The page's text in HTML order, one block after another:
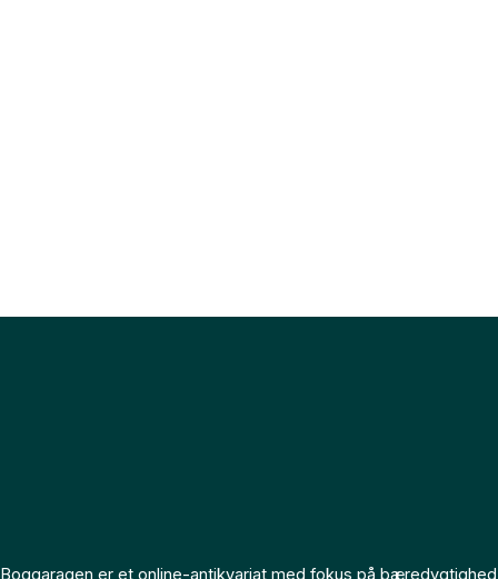
Boggaragen er et online-antikvariat med fokus på bæredygtighed